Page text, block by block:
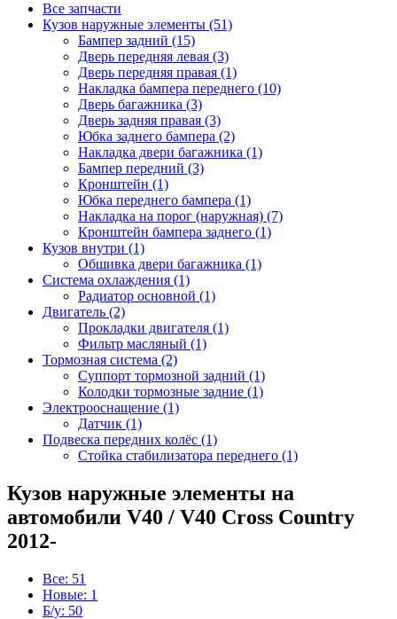
Все запчасти
Кузов наружные элементы (51)
Бампер задний (15)
Дверь передняя левая (3)
Дверь передняя правая (1)
Накладка бампера переднего (10)
Дверь багажника (3)
Дверь задняя правая (3)
Юбка заднего бампера (2)
Накладка двери багажника (1)
Бампер передний (3)
Кронштейн (1)
Юбка переднего бампера (1)
Накладка на порог (наружная) (7)
Кронштейн бампера заднего (1)
Кузов внутри (1)
Обшивка двери багажника (1)
Система охлаждения (1)
Радиатор основной (1)
Двигатель (2)
Прокладки двигателя (1)
Фильтр масляный (1)
Тормозная система (2)
Суппорт тормозной задний (1)
Колодки тормозные задние (1)
Электрооснащение (1)
Датчик (1)
Подвеска передних колёс (1)
Стойка стабилизатора переднего (1)
Кузов наружные элементы на
автомобили V40 / V40 Cross Country
2012-
Все: 51
Новые: 1
Б/у: 50